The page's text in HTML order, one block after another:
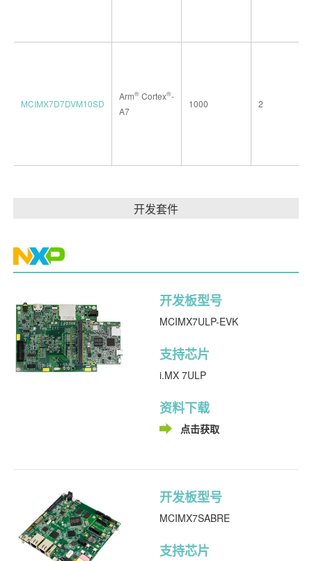
MCIMX7D7DVM10SD
Arm® Cortex®-
A7
1000 2
开发套件
开发板型号
MCIMX7ULP-EVK
支持芯片
i.MX 7ULP
资料下载
点击获取
开发板型号
MCIMX7SABRE
支持芯片